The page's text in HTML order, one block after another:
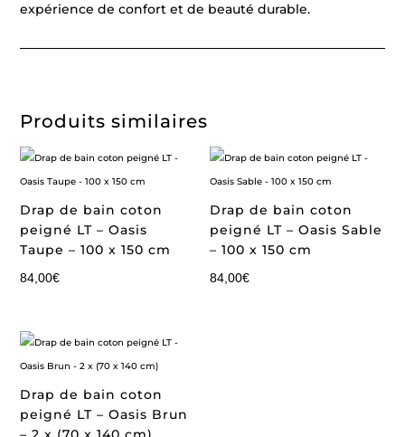
expérience de confort et de beauté durable.
Produits similaires
Drap de bain coton
peigné LT – Oasis
Taupe – 100 x 150 cm
84,00€
Drap de bain coton
peigné LT – Oasis Sable
– 100 x 150 cm
84,00€
Drap de bain coton
peigné LT – Oasis Brun